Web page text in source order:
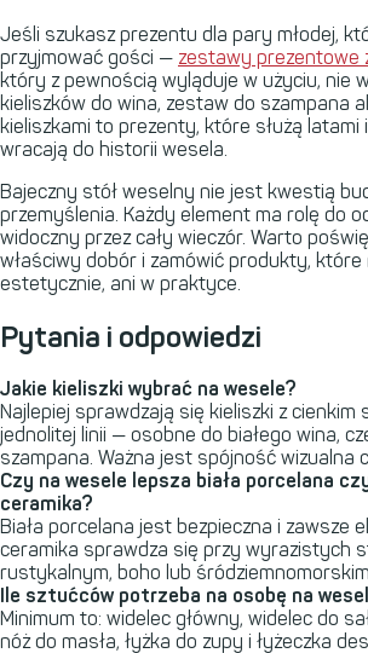
Jeśli szukasz prezentu dla pary młodej,
przyjmować gości — zestawy prezentowe
który z pewnością wyląduje w użyciu, nie
kieliszków do wina, zestaw do szampana
kieliszkami to prezenty, które służą latami
wracają do historii wesela.
Bajeczny stół weselny nie jest kwestią
przemyślenia. Każdy element ma rolę do
widoczny przez cały wieczór. Warto
właściwy dobór i zamówić produkty, które
estetycznie, ani w praktyce.
Pytania i odpowiedzi
Jakie kieliszki wybrać na wesele?
Najlepiej sprawdzają się kieliszki z cienkim
jednolitej linii — osobne do białego wina,
szampana. Ważna jest spójność wizualna
Czy na wesele lepsza biała porcelana
ceramika?
Biała porcelana jest bezpieczna i zawsze
ceramika sprawdza się przy wyrazistych
rustykalnym, boho lub
Ile sztućców potrzeba na osobę na
Minimum to: widelec główny, widelec do
nóż do masła, łyżka do zupy i łyżeczka